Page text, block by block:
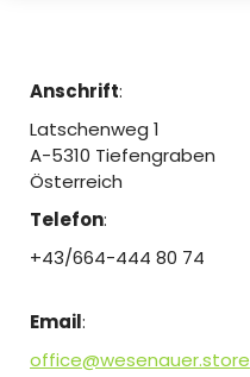
Anschrift:
Latschenweg 1
A-5310 Tiefengraben
Österreich
Telefon:
+43/664-444 80 74
Email:
office@wesenauer.store